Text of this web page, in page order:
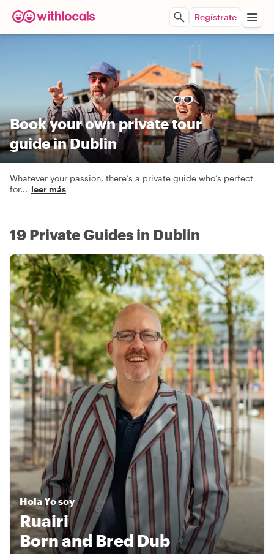
Regístrate
Book your own private tour
guide in Dublin
Whatever your passion, there’s a private guide who’s perfect
for... leer más
19 Private Guides in Dublin
HolaYo soy
Ruairi
Born and Bred Dub